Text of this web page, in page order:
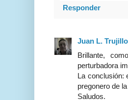
Responder
Juan L. Trujillo
Brillante,
perturbadora
La conclusión:
pregonero de
Saludos.